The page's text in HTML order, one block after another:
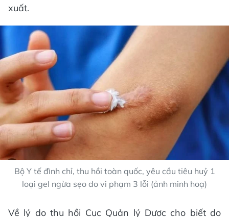
xuất.
Bộ Y tế đình chỉ, thu hồi toàn quốc, yêu cầu tiêu huỷ 1
loại gel ngừa sẹo do vi phạm 3 lỗi (ảnh minh hoạ)
Về lý do thu hồi Cục Quản lý Dược cho biết do